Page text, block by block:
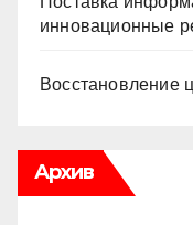
инновационные
Восстановление
Архив